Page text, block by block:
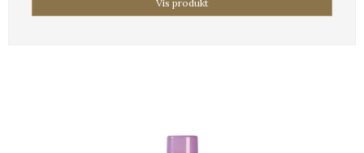
Vis produkt